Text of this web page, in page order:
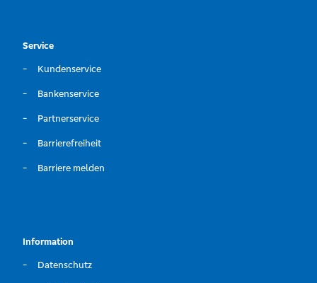
Service
Kundenservice
Bankenservice
Partnerservice
Barrierefreiheit
Barriere melden
Information
Datenschutz